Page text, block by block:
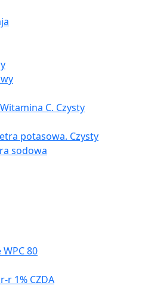
C. Czysty
potasowa. Czysty
sodowa
80
r 1% CZDA